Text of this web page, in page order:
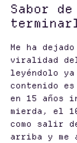
Sabor
Me ha
viralidad
leyéndolo
contenido
en 15 años
mierda, el
como salir
arriba y me